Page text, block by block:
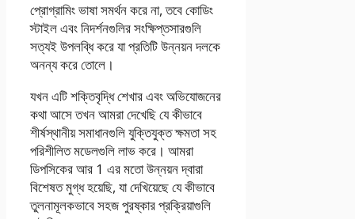
প্রোগ্রামিং ভাষা সমর্থন করে না, তবে কোডিং
স্টাইল এবং নিদর্শনগুলির সংক্ষিপ্তসারগুলি
সত্যই উপলব্ধি করে যা প্রতিটি উন্নয়ন দলকে
অনন্য করে তোলে।
যখন এটি শক্তিবৃদ্ধি শেখার এবং অভিযোজনের
কথা আসে তখন আমরা দেখেছি যে কীভাবে
শীর্ষস্থানীয় সমাধানগুলি যুক্তিযুক্ত ক্ষমতা সহ
পরিশীলিত মডেলগুলি লাভ করে। আমরা
ডিপসিকের আর 1 এর মতো উন্নয়ন দ্বারা
বিশেষত মুগ্ধ হয়েছি, যা দেখিয়েছে যে কীভাবে
তুলনামূলকভাবে সহজ পুরষ্কার প্রক্রিয়াগুলি